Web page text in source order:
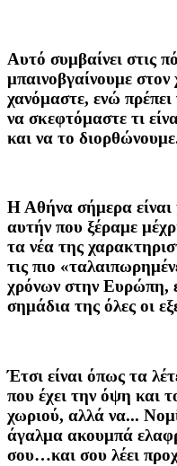
Αυτό συμβαίνει στις
μπαινοβγαίνουμε
χανόμαστε, ενώ
να σκεφτόμαστε τι
και να το
Η Αθήνα σήμερα είναι
αυτήν που ξέραμε
τα νέα της
τις πιο
χρόνων στην Ευρώπη,
σημάδια της όλες οι
Έτσι είναι όπως τα
που έχει την όψη και
χωριού, αλλά να...
άγαλμα ακουμπά
σου…και σου λέει